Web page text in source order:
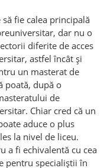
fie calea principală
dar nu o
diferite de acces
astfel încât şi
un masterat de
poată, după o
de
Chiar cred că un
aduce o plus
la nivel de liceu.
a fi echivalentă cu cea
pentru specialiştii în